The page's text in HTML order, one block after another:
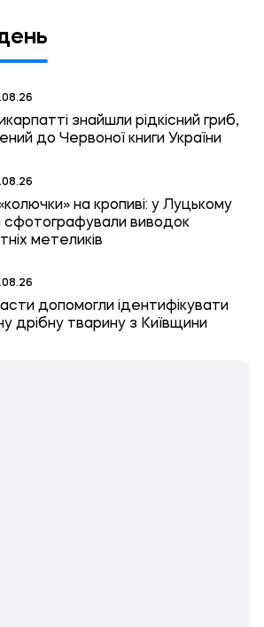
знайшли рідкісний гриб,
до Червоної книги України
на кропиві: у Луцькому
сфотографували виводок
метеликів
допомогли ідентифікувати
дрібну тварину з Київщини